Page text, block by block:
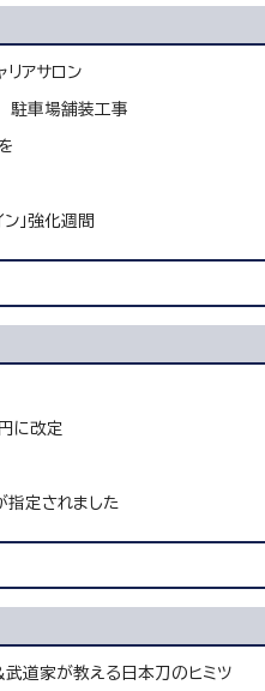
リアサロン
駐車場舗装工事
」強化週間
に改定
定されました
道家が教える日本刀のヒミツ